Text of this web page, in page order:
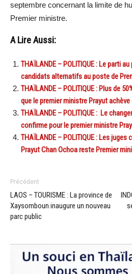
septembre concernant la limite de
Premier ministre.
A Lire Aussi:
THAÏLANDE – POLITIQUE : Le parti
candidats alternatifs au poste de
THAÏLANDE – POLITIQUE : Plus de
que le premier ministre Prayut
THAÏLANDE – POLITIQUE : Le
confirme pour le premier ministre
THAÏLANDE – POLITIQUE : Les
Prayut Chan Ochoa reste Premier
Précédent
LAOS – TOURISME : La province de
Xaysomboun inaugure un nouveau
parc public